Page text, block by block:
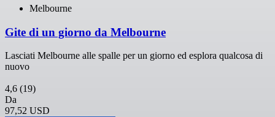
Melbourne
Gite di un giorno da Melbourne
Lasciati Melbourne alle spalle per un giorno ed esplora qualcosa di
nuovo
4,6 (19)
Da
97,52 USD